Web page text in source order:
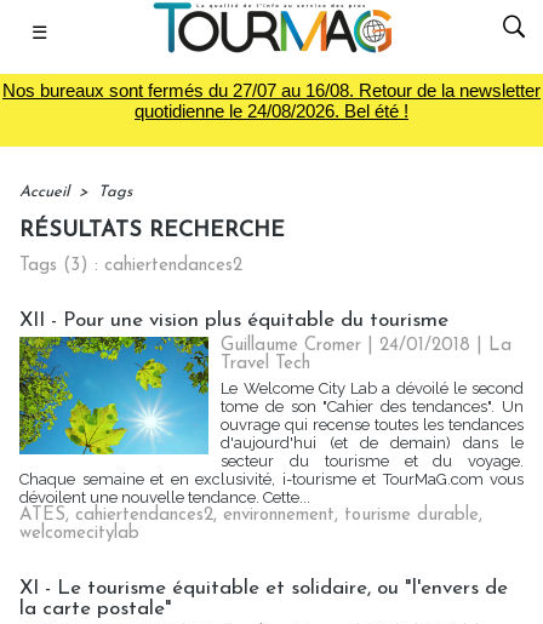
☰
Nos bureaux sont fermés du 27/07 au 16/08. Retour de la newsletter
quotidienne le 24/08/2026. Bel été !
Accueil > Tags
RÉSULTATS RECHERCHE
Tags (3) : cahiertendances2
XII - Pour une vision plus équitable du tourisme
Guillaume Cromer | 24/01/2018
La
Travel Tech
Le Welcome City Lab a dévoilé le second
tome de son "Cahier des tendances". Un
ouvrage qui recense toutes les tendances
d'aujourd'hui (et de demain) dans le
secteur du tourisme et du voyage.
Chaque semaine et en exclusivité, i-tourisme et TourMaG.com vous
dévoilent une nouvelle tendance. Cette...
ATES, cahiertendances2, environnement, tourisme durable,
welcomecitylab
XI - Le tourisme équitable et solidaire, ou "l'envers de
la carte postale"